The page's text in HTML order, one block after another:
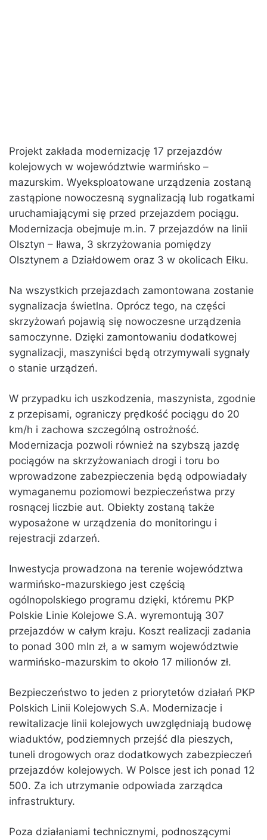
Projekt zakłada modernizację 17 przejazdów
kolejowych w województwie warmińsko –
mazurskim. Wyeksploatowane urządzenia zostaną
zastąpione nowoczesną sygnalizacją lub rogatkami
uruchamiającymi się przed przejazdem pociągu.
Modernizacja obejmuje m.in. 7 przejazdów na linii
Olsztyn – Iława, 3 skrzyżowania pomiędzy
Olsztynem a Działdowem oraz 3 w okolicach Ełku.
Na wszystkich przejazdach zamontowana zostanie
sygnalizacja świetlna. Oprócz tego, na części
skrzyżowań pojawią się nowoczesne urządzenia
samoczynne. Dzięki zamontowaniu dodatkowej
sygnalizacji, maszyniści będą otrzymywali sygnały
o stanie urządzeń.
W przypadku ich uszkodzenia, maszynista, zgodnie
z przepisami, ograniczy prędkość pociągu do 20
km/h i zachowa szczególną ostrożność.
Modernizacja pozwoli również na szybszą jazdę
pociągów na skrzyżowaniach drogi i toru bo
wprowadzone zabezpieczenia będą odpowiadały
wymaganemu poziomowi bezpieczeństwa przy
rosnącej liczbie aut. Obiekty zostaną także
wyposażone w urządzenia do monitoringu i
rejestracji zdarzeń.
Inwestycja prowadzona na terenie województwa
warmińsko-mazurskiego jest częścią
ogólnopolskiego programu dzięki, któremu PKP
Polskie Linie Kolejowe S.A. wyremontują 307
przejazdów w całym kraju. Koszt realizacji zadania
to ponad 300 mln zł, a w samym województwie
warmińsko-mazurskim to około 17 milionów zł.
Bezpieczeństwo to jeden z priorytetów działań PKP
Polskich Linii Kolejowych S.A. Modernizacje i
rewitalizacje linii kolejowych uwzględniają budowę
wiaduktów, podziemnych przejść dla pieszych,
tuneli drogowych oraz dodatkowych zabezpieczeń
przejazdów kolejowych. W Polsce jest ich ponad 12
500. Za ich utrzymanie odpowiada zarządca
infrastruktury.
Poza działaniami technicznymi, podnoszącymi